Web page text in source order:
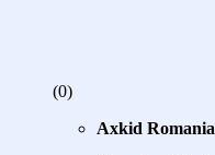
(0)
Axkid Romania